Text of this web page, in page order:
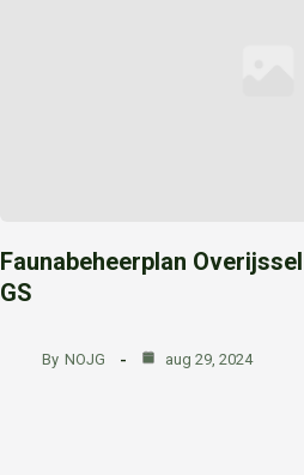
Faunabeheerplan
GS
By NOJG aug 29, 2024